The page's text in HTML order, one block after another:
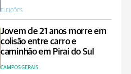
ELEIÇÕES
Jovem de 21 anos morre em
colisão entre carro e
caminhão em Piraí do Sul
CAMPOS GERAIS